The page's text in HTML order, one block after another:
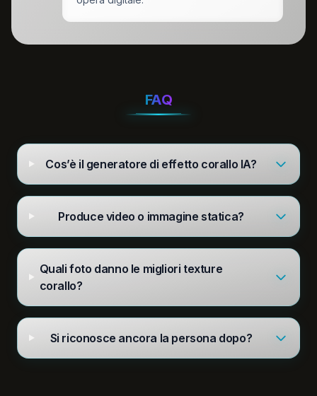
FAQ
Cos’è il generatore di effetto corallo IA?
Produce video o immagine statica?
Quali foto danno le migliori texture
corallo?
Si riconosce ancora la persona dopo?